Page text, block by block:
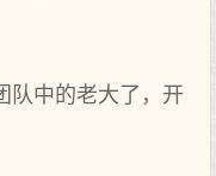
队中的老大了，开